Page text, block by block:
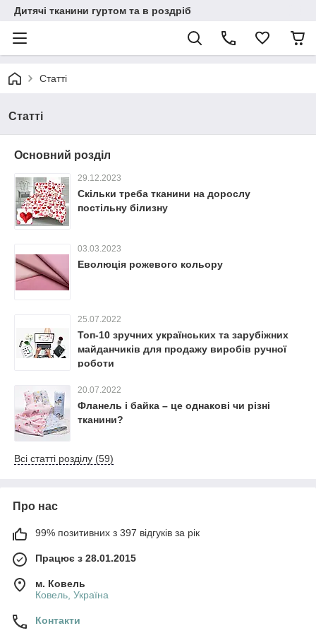
Дитячі тканини гуртом та в роздріб
Статті
Статті
Основний розділ
29.12.2023
Скільки треба тканини на дорослу
постільну білизну
03.03.2023
Еволюція рожевого кольору
25.07.2022
Топ-10 зручних українських та зарубіжних
майданчиків для продажу виробів ручної
роботи
20.07.2022
Фланель і байка – це однакові чи різні
тканини?
Всі статті розділу (59)
Про нас
99% позитивних з 397 відгуків за рік
Працює з 28.01.2015
м. Ковель
Ковель, Україна
Контакти